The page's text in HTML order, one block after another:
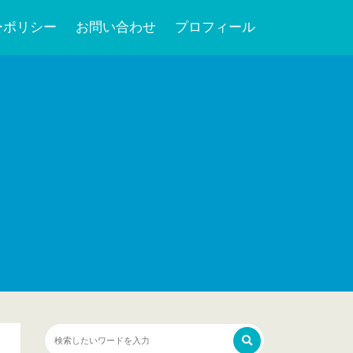
リシー お問い合わせ プロフィール